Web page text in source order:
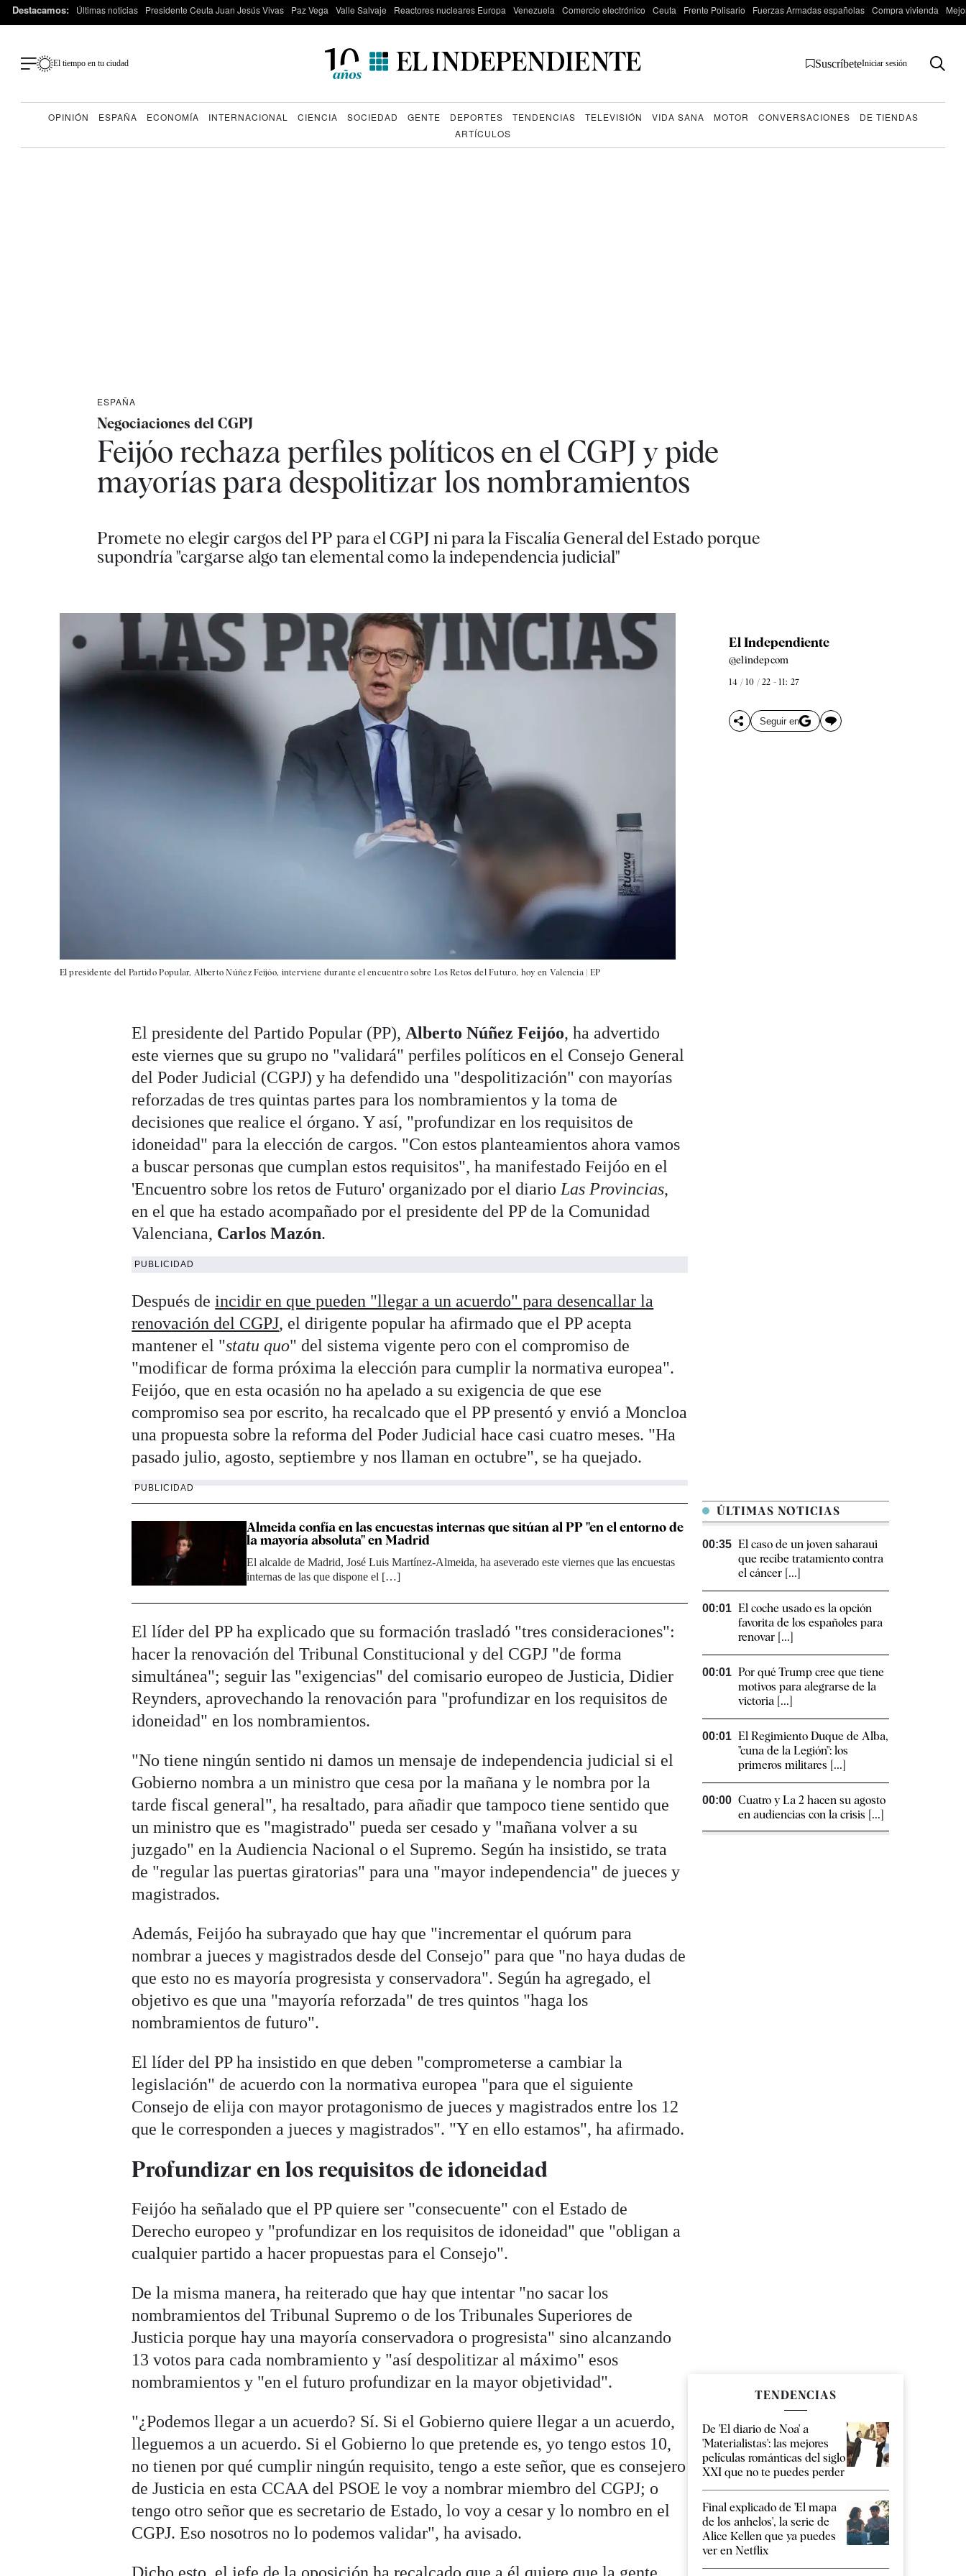
Destacamos: Últimas noticias Presidente Ceuta Juan Jesús Vivas Paz Vega Valle Salvaje Reactores nucleares Europa Venezuela Comercio electrónico Ceuta Frente Polisario Fuerzas Armadas españolas Compra vivienda
El tiempo en tu ciudad SuscríbeteIniciar sesión
OPINIÓN ESPAÑA ECONOMÍA INTERNACIONAL CIENCIA SOCIEDAD GENTE DEPORTES TENDENCIAS TELEVISIÓN VIDA SANA MOTOR CONVERSACIONES
DE TIENDAS
ARTÍCULOS
ESPAÑA
Negociaciones del CGPJ
Feijóo rechaza perfiles políticos en el CGPJ y pide
mayorías para despolitizar los nombramientos
Promete no elegir cargos del PP para el CGPJ ni para la Fiscalía General del Estado porque
supondría "cargarse algo tan elemental como la independencia judicial"
El presidente del Partido Popular, Alberto Núñez Feijóo, interviene durante el encuentro sobre Los Retos del Futuro, hoy en Valencia | EP
El Independiente
@elindepcom
14 / 10 / 22 - 11: 27
Seguir en
El presidente del Partido Popular (PP), Alberto Núñez Feijóo, ha advertido
este viernes que su grupo no "validará" perfiles políticos en el Consejo General
del Poder Judicial (CGPJ) y ha defendido una "despolitización" con mayorías
reforzadas de tres quintas partes para los nombramientos y la toma de
decisiones que realice el órgano. Y así, "profundizar en los requisitos de
idoneidad" para la elección de cargos. "Con estos planteamientos ahora vamos
a buscar personas que cumplan estos requisitos", ha manifestado Feijóo en el
'Encuentro sobre los retos de Futuro' organizado por el diario Las Provincias,
en el que ha estado acompañado por el presidente del PP de la Comunidad
Valenciana, Carlos Mazón.
PUBLICIDAD
Después de incidir en que pueden "llegar a un acuerdo" para desencallar la
renovación del CGPJ, el dirigente popular ha afirmado que el PP acepta
mantener el "statu quo" del sistema vigente pero con el compromiso de
"modificar de forma próxima la elección para cumplir la normativa europea".
Feijóo, que en esta ocasión no ha apelado a su exigencia de que ese
compromiso sea por escrito, ha recalcado que el PP presentó y envió a Moncloa
una propuesta sobre la reforma del Poder Judicial hace casi cuatro meses. "Ha
pasado julio, agosto, septiembre y nos llaman en octubre", se ha quejado.
PUBLICIDAD
Almeida confía en las encuestas internas que sitúan al PP "en el entorno de
la mayoría absoluta" en Madrid
El alcalde de Madrid, José Luis Martínez-Almeida, ha aseverado este viernes que las encuestas
internas de las que dispone el […]
El líder del PP ha explicado que su formación trasladó "tres consideraciones":
hacer la renovación del Tribunal Constitucional y del CGPJ "de forma
simultánea"; seguir las "exigencias" del comisario europeo de Justicia, Didier
Reynders, aprovechando la renovación para "profundizar en los requisitos de
idoneidad" en los nombramientos.
"No tiene ningún sentido ni damos un mensaje de independencia judicial si el
Gobierno nombra a un ministro que cesa por la mañana y le nombra por la
tarde fiscal general", ha resaltado, para añadir que tampoco tiene sentido que
un ministro que es "magistrado" pueda ser cesado y "mañana volver a su
juzgado" en la Audiencia Nacional o el Supremo. Según ha insistido, se trata
de "regular las puertas giratorias" para una "mayor independencia" de jueces y
magistrados.
Además, Feijóo ha subrayado que hay que "incrementar el quórum para
nombrar a jueces y magistrados desde del Consejo" para que "no haya dudas de
que esto no es mayoría progresista y conservadora". Según ha agregado, el
objetivo es que una "mayoría reforzada" de tres quintos "haga los
nombramientos de futuro".
El líder del PP ha insistido en que deben "comprometerse a cambiar la
legislación" de acuerdo con la normativa europea "para que el siguiente
Consejo de elija con mayor protagonismo de jueces y magistrados entre los 12
que le corresponden a jueces y magistrados". "Y en ello estamos", ha afirmado.
Profundizar en los requisitos de idoneidad
Feijóo ha señalado que el PP quiere ser "consecuente" con el Estado de
Derecho europeo y "profundizar en los requisitos de idoneidad" que "obligan a
cualquier partido a hacer propuestas para el Consejo".
De la misma manera, ha reiterado que hay que intentar "no sacar los
nombramientos del Tribunal Supremo o de los Tribunales Superiores de
Justicia porque hay una mayoría conservadora o progresista" sino alcanzando
13 votos para cada nombramiento y "así despolitizar al máximo" esos
nombramientos y "en el futuro profundizar en la mayor objetividad".
"¿Podemos llegar a un acuerdo? Sí. Si el Gobierno quiere llegar a un acuerdo,
lleguemos a un acuerdo. Si el Gobierno lo que pretende es, yo tengo estos 10,
no tienen por qué cumplir ningún requisito, tengo a este señor, que es consejero
de Justicia en esta CCAA del PSOE le voy a nombrar miembro del CGPJ; o
tengo otro señor que es secretario de Estado, lo voy a cesar y lo nombro en el
CGPJ. Eso nosotros no lo podemos validar", ha avisado.
ÚLTIMAS NOTICIAS
00:35 El caso de un joven saharaui
que recibe tratamiento contra
el cáncer [...]
00:01 El coche usado es la opción
favorita de los españoles para
renovar [...]
00:01 Por qué Trump cree que tiene
motivos para alegrarse de la
victoria [...]
00:01 El Regimiento Duque de Alba,
"cuna de la Legión": los
primeros militares [...]
00:00 Cuatro y La 2 hacen su agosto
en audiencias con la crisis [...]
TENDENCIAS
De 'El diario de Noa' a
'Materialistas': las mejores
películas románticas del siglo
XXI que no te puedes perder
Final explicado de 'El mapa
de los anhelos', la serie de
Alice Kellen que ya puedes
ver en Netflix